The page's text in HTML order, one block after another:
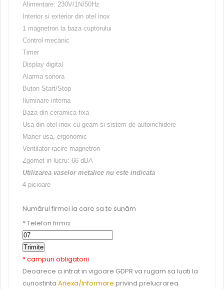
Alimentare: 230V/1N/50Hz
Interior si exterior din otel inox
1 magnetron la baza cuptorului
Control mecanic
Timer
Display digital
Alarma sonora
Buton Start/Stop
Iluminare interna
Baza din ceramica fixa
Usa din otel inox cu geam si sistem de autoinchidere
Maner usa, ergonomic
Ventilator racire magnetron
Zgomot in lucru: 66 dBA
Utilizarea vaselor metalice nu este indicata
4 picioare
Numărul firmei la care sa te sunăm
* Telefon firma:
* campuri obligatorii
Deoarece a intrat in vigoare GDPR va rugam sa luati la
cunostinta Anexa/Informare privind prelucrarea